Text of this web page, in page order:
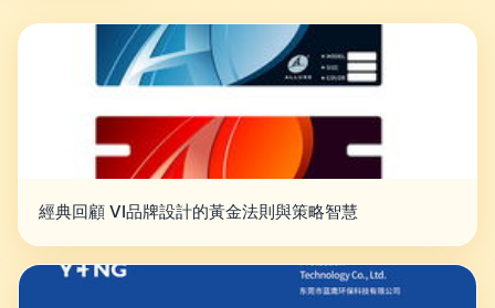
經典回顧 VI品牌設計的黃金法則與策略智慧